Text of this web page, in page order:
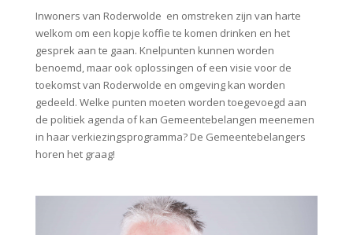
Inwoners van Roderwolde en omstreken zijn van harte
welkom om een kopje koffie te komen drinken en het
gesprek aan te gaan. Knelpunten kunnen worden
benoemd, maar ook oplossingen of een visie voor de
toekomst van Roderwolde en omgeving kan worden
gedeeld. Welke punten moeten worden toegevoegd aan
de politiek agenda of kan Gemeentebelangen meenemen
in haar verkiezingsprogramma? De Gemeentebelangers
horen het graag!